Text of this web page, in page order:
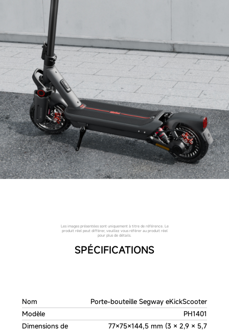
Les images présentées sont uniquement à titre de référence. Le
produit réel peut différer, veuillez vous référer au produit réel
pour plus de détails.
SPÉCIFICATIONS
Nom
Porte-bouteille Segway eKickScooter
Modèle
PH1401
Dimensions de
77×75×144,5 mm (3 × 2,9 × 5,7